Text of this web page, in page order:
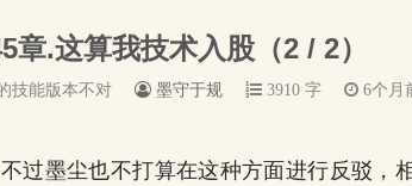
章.这算我技术入股（2 / 2）
技能版本不对 墨守于规 3910 字 6个月
不过墨尘也不打算在这种方面进行反驳，